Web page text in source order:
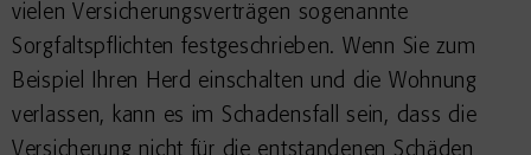
vielen Versicherungsverträgen sogenannte
Sorgfaltspflichten festgeschrieben. Wenn Sie zum
Beispiel Ihren Herd einschalten und die Wohnung
verlassen, kann es im Schadensfall sein, dass die
Versicherung nicht für die entstandenen Schäden